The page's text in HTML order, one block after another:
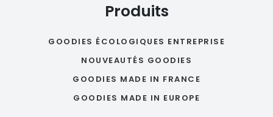
Produits
GOODIES ÉCOLOGIQUES ENTREPRISE
NOUVEAUTÉS GOODIES
GOODIES MADE IN FRANCE
GOODIES MADE IN EUROPE